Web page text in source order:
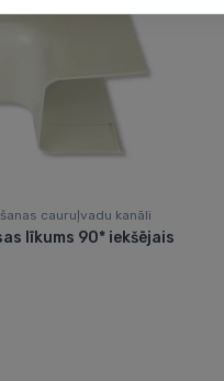
cauruļvadu kanāli
līkums 90* iekšējais